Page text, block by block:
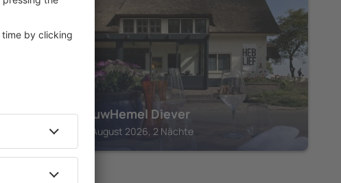
Villa BlauwHemel Diever
Diever, 07 August 2026, 2 Nächte